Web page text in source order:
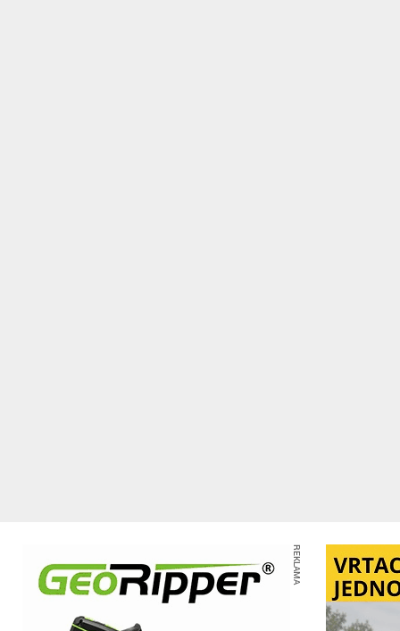
REKLAMA